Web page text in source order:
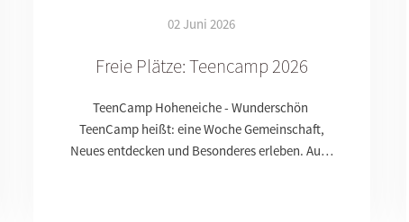
02 Juni 2026
Freie Plätze: Teencamp 2026
TeenCamp Hoheneiche - Wunderschön
TeenCamp heißt: eine Woche Gemeinschaft,
Neues entdecken und Besonderes erleben. Au…